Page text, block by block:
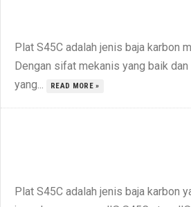
Plat S45C adalah jenis baja karbon
Dengan sifat mekanis yang baik
yang...
READ MORE »
Plat S45C adalah jenis baja karbon